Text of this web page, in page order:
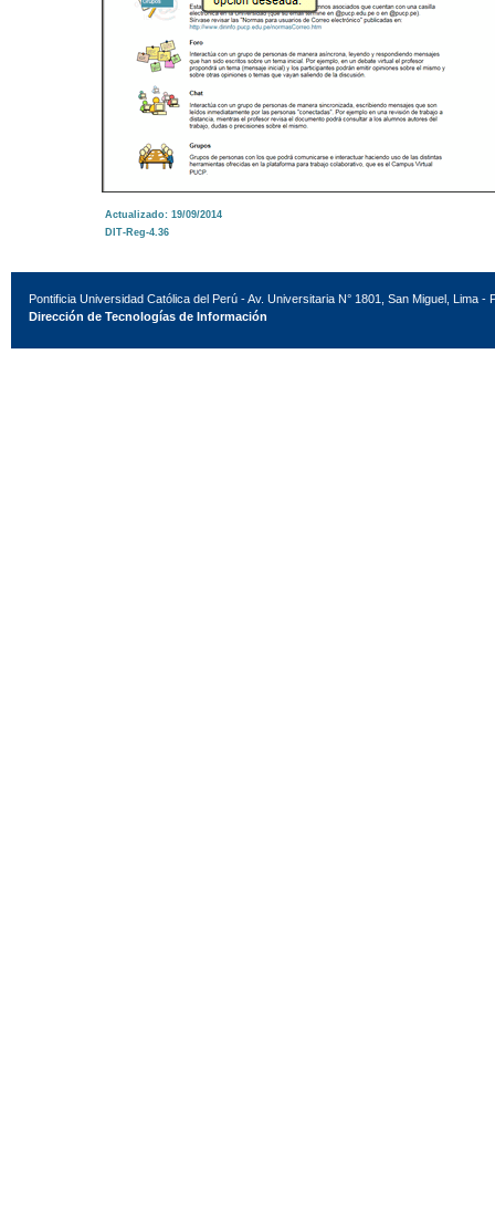
Actualizado: 19/09/2014
DIT-Reg-4.36
Pontificia Universidad Católica del Perú - Av. Universitaria N° 1801, San Miguel, Lima -
Dirección de Tecnologías de Información